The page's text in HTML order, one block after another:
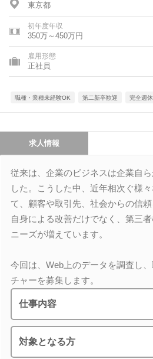
東京都
初年度年収
350万～450万円
雇用形態
正社員
職種・業種未経験OK 第二新卒歓迎 完全週
求人情報
従来は、企業のビジネスは企業自
した。こうした中、近年相次ぐ様
て、顧客や取引先、社会からの信
自身による改善だけでなく、第三
ニーズが増えています。
今回は、Web上のデータを調査し
チャーを募集します。
仕事内容
対象となる方